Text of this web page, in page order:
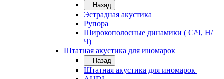
Назад
Эстрадная акустика
Рупора
Широкополосные динамики ( С/Ч, Н/
Ч)
Штатная акустика для иномарок
Назад
Штатная акустика для иномарок